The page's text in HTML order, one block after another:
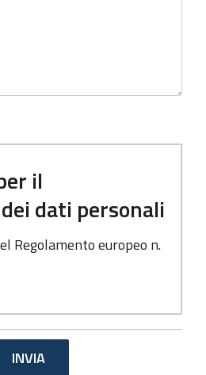
il
dati personali
Regolamento europeo n.
Regolamento europeo n.
Regione Emilia-